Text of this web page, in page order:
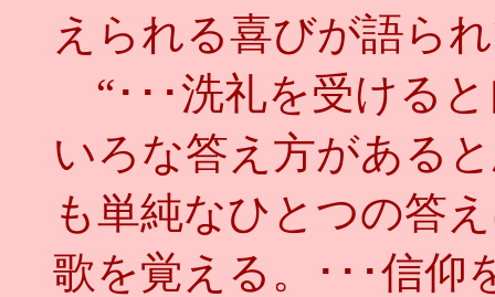
えられる喜びが語ら
“･･･洗礼を受ける
いろな答え方がある
も単純なひとつの答
歌を覚える。･･･信仰